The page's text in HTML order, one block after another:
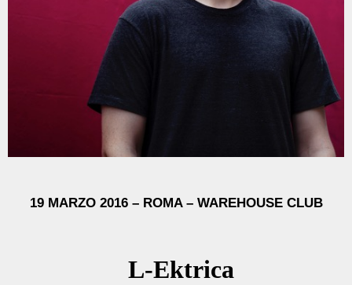
19 MARZO 2016 – ROMA – WAREHOUSECLUB
L-Ektrica